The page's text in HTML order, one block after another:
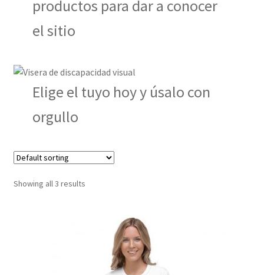
productos para dar a conocer
el sitio
Elige el tuyo hoy y úsalo con
orgullo
Showing all 3 results